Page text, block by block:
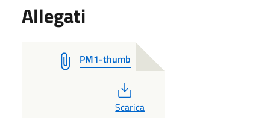
Allegati
PM1-thumb
PDF
Scarica